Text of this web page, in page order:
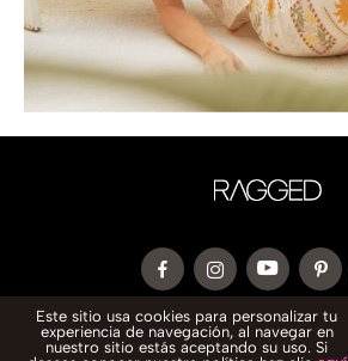
CONTACTO
Este sitio usa cookies para personalizar tu
experiencia de navegación, al navegar en
nuestro sitio estás aceptando su uso. Si